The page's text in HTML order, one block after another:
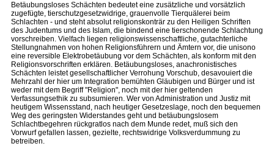
Betäubungsloses Schächten bedeutet eine zusätzliche und vorsätzlich
zugefügte, tierschutzgesetzwidrige, grauenvolle Tierquälerei beim
Schlachten - und steht absolut religionskonträr zu den Heiligen Schriften
des Judentums und des Islam, die bindend eine tierschonende Schlachtung
vorschreiben. Vielfach liegen religionswissenschaftliche, gutachterliche
Stellungnahmen von hohen Religionsführern und Ämtern vor, die unisono
eine reversible Elektrobetäubung vor dem Schächten, als konform mit den
Religionsvorschriften erklären. Betäubungsloses, anachronistisches
Schächten leistet gesellschaftlicher Verrohung Vorschub, desavouiert die
Mehrzahl der hier um Integration bemühten Gläubigen und Bürger und ist
weder mit dem Begriff "Religion", noch mit der hier geltenden
Verfassungsethik zu subsumieren. Wer von Administration und Justiz mit
heutigem Wissensstand, nach heutiger Gesetzeslage, noch den bequemen
Weg des geringsten Widerstandes geht und betäubungslosem
Schlachtbegehren rückgratlos nach dem Munde redet, muß sich den
Vorwurf gefallen lassen, gezielte, rechtswidrige Volksverdummung zu
betreiben.